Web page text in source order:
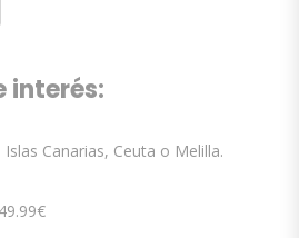
interés:
Canarias, Ceuta o Melilla.